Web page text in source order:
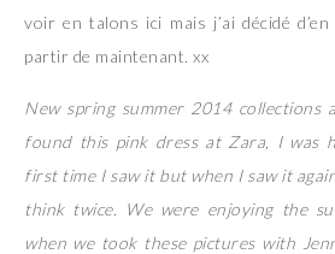
voir en talons ici mais j’ai décidé
partir de maintenant. xx
New spring summer 2014
found this pink dress at Zara, I was
first time I saw it but when I saw it
think twice. We were enjoying the
when we took these pictures with